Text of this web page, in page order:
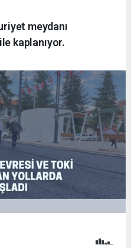
meydanı
kaplanıyor.